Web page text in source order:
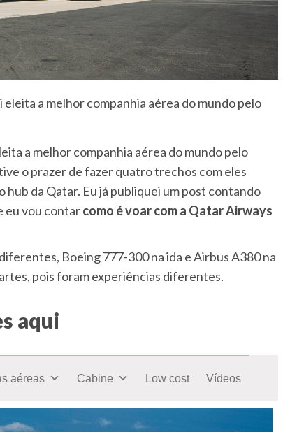
a melhor companhia aérea do mundo pelo
a melhor companhia aérea do mundo pelo
o prazer de fazer quatro trechos com eles
hub da Qatar. Eu já publiquei um post contando
eu vou contarcomo é voar com a Qatar Airways
Boeing 777-300 na ida e Airbus A380 na
pois foram experiências diferentes.
aqui
aéreas Cabine Low cost Vídeos